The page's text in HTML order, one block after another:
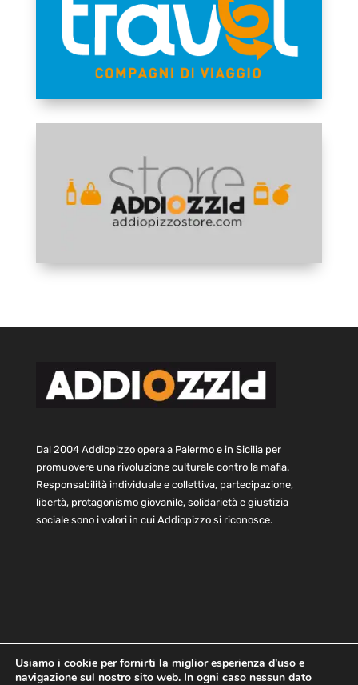
Dal 2004 Addiopizzo opera a Palermo e in Sicilia per
promuovere una rivoluzione culturale contro la mafia.
Responsabilità individuale e collettiva, partecipazione,
libertà, protagonismo giovanile, solidarietà e giustizia
sociale sono i valori in cui Addiopizzo si riconosce.
Home Statuto e bilancio Contatti
Usiamo i cookie per fornirti la miglior esperienza d'uso e
navigazione sul nostro sito web. In ogni caso nessun dato